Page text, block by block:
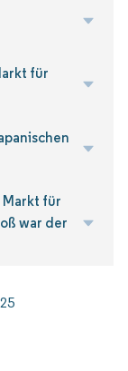
für
für
war der